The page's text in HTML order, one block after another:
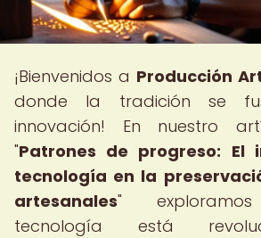
¡Bienvenidos a Producción
donde la tradición se
innovación! En nuestro
"Patrones de progreso: El
tecnología en la
artesanales"
tecnología está